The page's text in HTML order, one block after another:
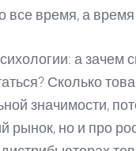
время, а время
а зачем
Сколько
значимости,
рынок, но и про